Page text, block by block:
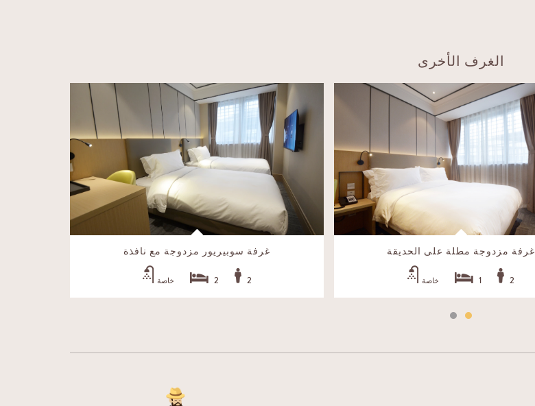
الغرف الأخرى
غرفة مزدوجة مطلة على الحديقة
2
1 خاصة
غرفة سوبيريور مزدوجة مع نافذة
2
2 خاصة